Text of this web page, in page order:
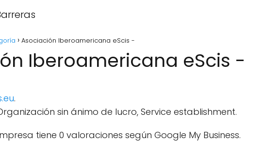
Asociación Iberoamericana eScis -
Iberoamericana eScis -
.
sin ánimo de lucro, Service establishment.
tiene 0 valoraciones según Google My Business.